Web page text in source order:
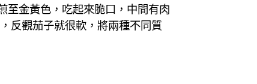
至金黃色，吃起來脆口，中間有肉
反觀茄子就很軟，將兩種不同質